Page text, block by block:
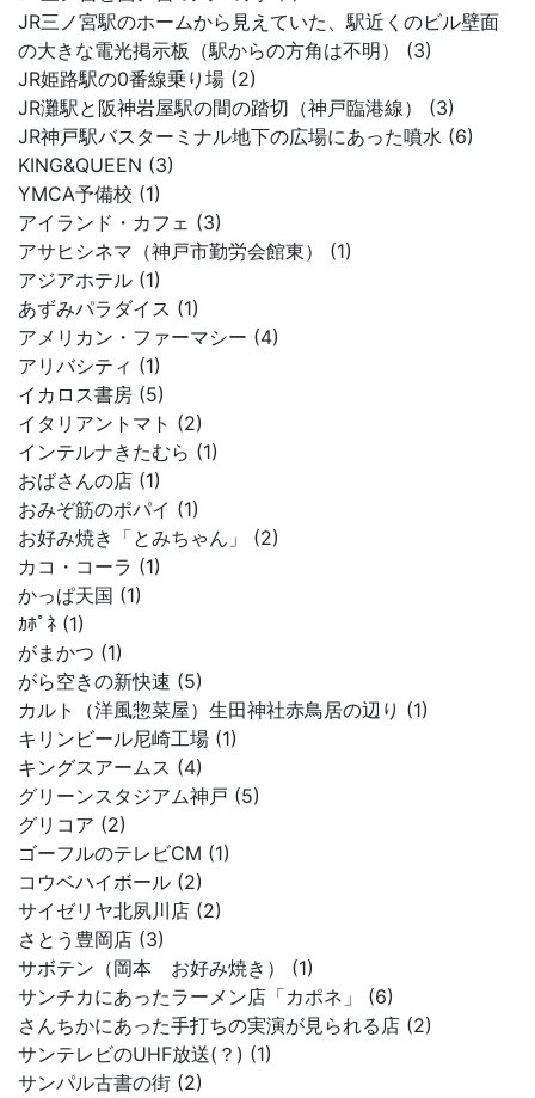
JR三ノ宮駅のホームから見えていた、駅近くのビル壁面
の大きな電光掲示板（駅からの方角は不明） (3)
JR姫路駅の0番線乗り場 (2)
JR灘駅と阪神岩屋駅の間の踏切（神戸臨港線） (3)
JR神戸駅バスターミナル地下の広場にあった噴水 (6)
KING&QUEEN (3)
YMCA予備校 (1)
アイランド・カフェ (3)
アサヒシネマ（神戸市勤労会館東） (1)
アジアホテル (1)
あずみパラダイス (1)
アメリカン・ファーマシー (4)
アリバシティ (1)
イカロス書房 (5)
イタリアントマト (2)
インテルナきたむら (1)
おばさんの店 (1)
おみぞ筋のポパイ (1)
お好み焼き「とみちゃん」 (2)
カコ・コーラ (1)
かっぱ天国 (1)
ｶﾎﾟﾈ (1)
がまかつ (1)
がら空きの新快速 (5)
カルト（洋風惣菜屋）生田神社赤鳥居の辺り (1)
キリンビール尼崎工場 (1)
キングスアームス (4)
グリーンスタジアム神戸 (5)
グリコア (2)
ゴーフルのテレビCM (1)
コウベハイボール (2)
サイゼリヤ北夙川店 (2)
さとう豊岡店 (3)
サボテン（岡本 お好み焼き） (1)
サンチカにあったラーメン店「カポネ」 (6)
さんちかにあった手打ちの実演が見られる店 (2)
サンテレビのUHF放送(？) (1)
サンパル古書の街 (2)